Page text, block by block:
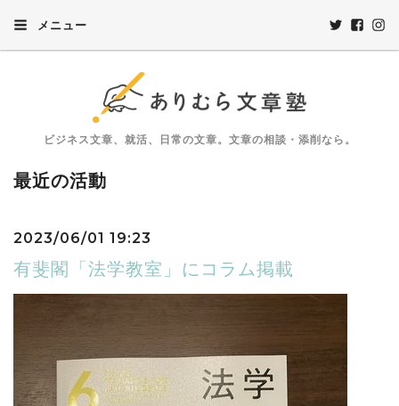
メニュー
ビジネス文章、就活、日常の文章。文章の相談・添削なら。
最近の活動
2023/06/01 19:23
有斐閣「法学教室」にコラム掲載